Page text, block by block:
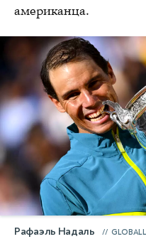
американца.
Рафаэль Надаль